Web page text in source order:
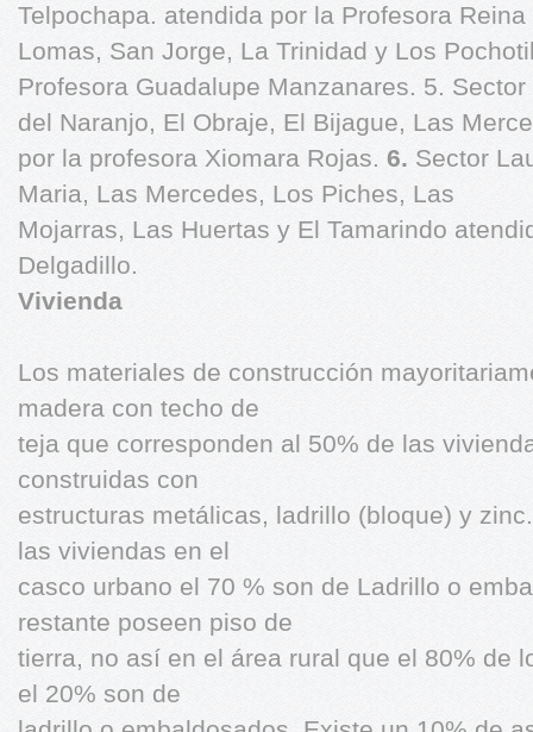
Telpochapa. atendida por la Profesora
Lomas, San Jorge, La Trinidad y Los
Profesora Guadalupe Manzanares. 5.
del Naranjo, El Obraje, El Bijague, Las
por la profesora Xiomara Rojas. 6. Sector
Maria, Las Mercedes, Los Piches, Las
Mojarras, Las Huertas y El Tamarindo
Delgadillo.
Vivienda
Los materiales de construcción
madera con techo de
teja que corresponden al 50% de las
construidas con
estructuras metálicas, ladrillo (bloque) y
las viviendas en el
casco urbano el 70 % son de Ladrillo o
restante poseen piso de
tierra, no así en el área rural que el 80% de
el 20% son de